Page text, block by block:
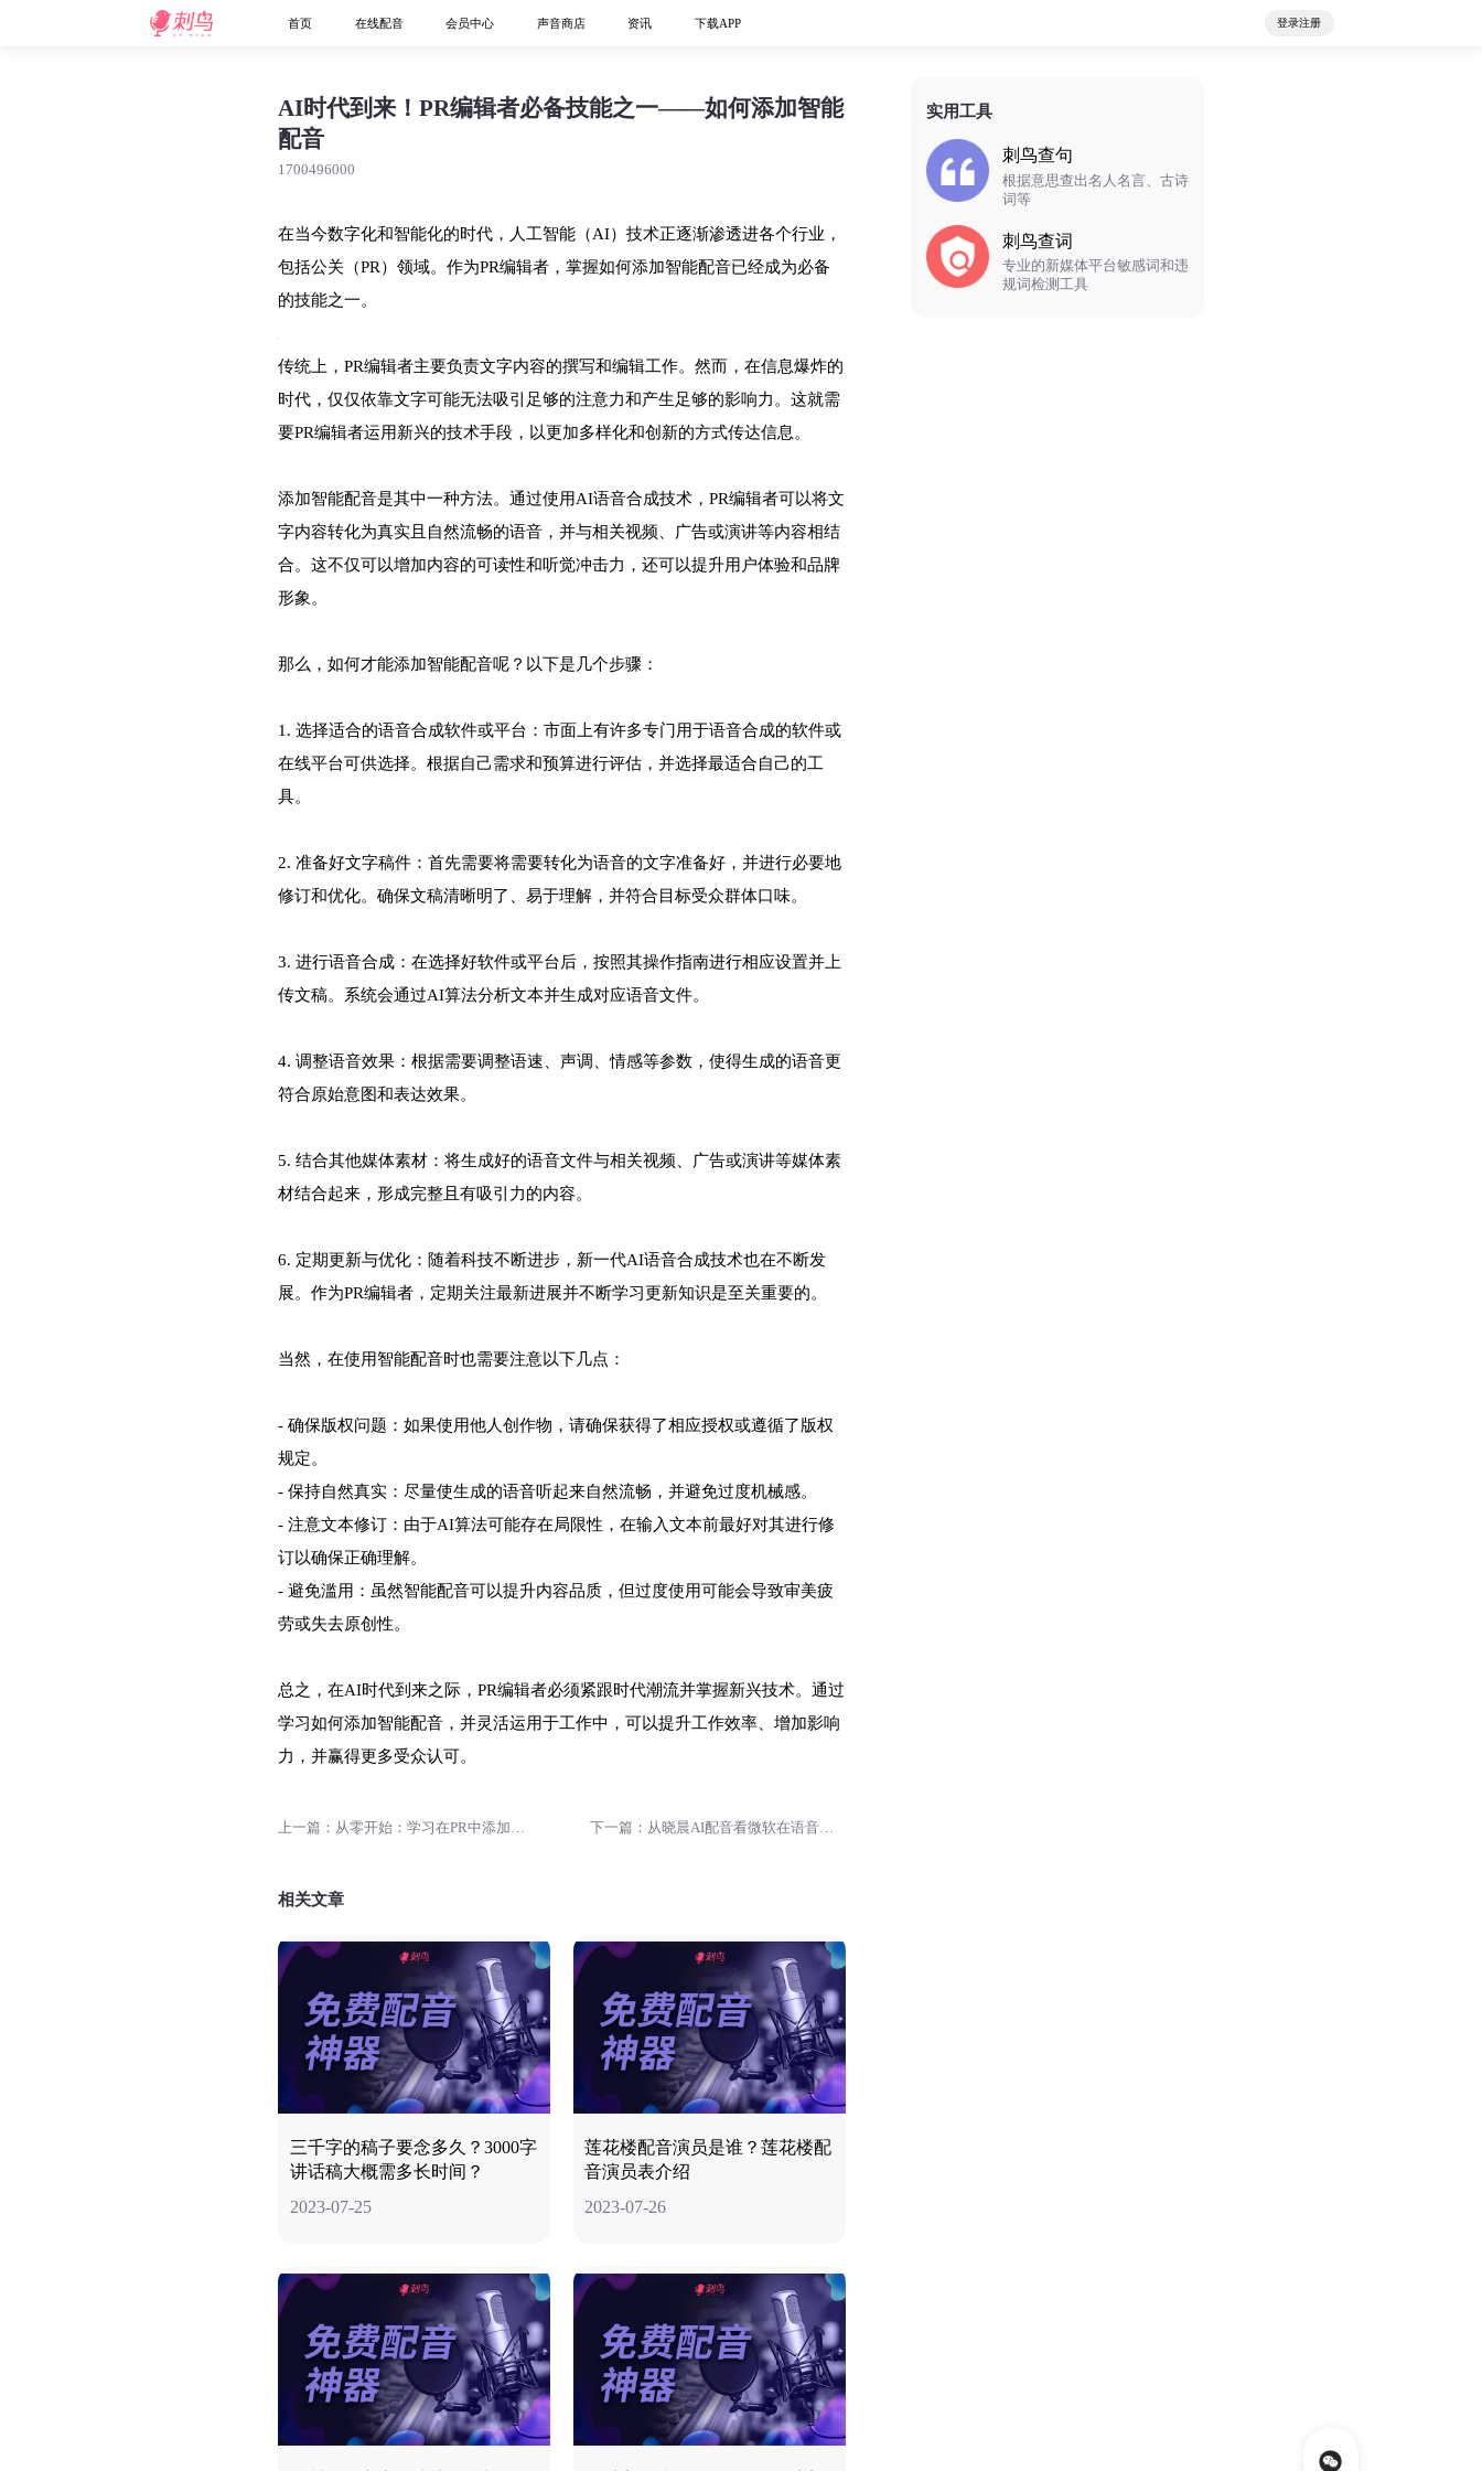
首页 在线配音 会员中心 声音商店 资讯 下载APP 登录注册
AI时代到来！PR编辑者必备技能之一——如何添加智能
配音
1700496000
在当今数字化和智能化的时代，人工智能（AI）技术正逐渐渗透进各个行业，
包括公关（PR）领域。作为PR编辑者，掌握如何添加智能配音已经成为必备
的技能之一。
传统上，PR编辑者主要负责文字内容的撰写和编辑工作。然而，在信息爆炸的
时代，仅仅依靠文字可能无法吸引足够的注意力和产生足够的影响力。这就需
要PR编辑者运用新兴的技术手段，以更加多样化和创新的方式传达信息。
添加智能配音是其中一种方法。通过使用AI语音合成技术，PR编辑者可以将文
字内容转化为真实且自然流畅的语音，并与相关视频、广告或演讲等内容相结
合。这不仅可以增加内容的可读性和听觉冲击力，还可以提升用户体验和品牌
形象。
那么，如何才能添加智能配音呢？以下是几个步骤：
1. 选择适合的语音合成软件或平台：市面上有许多专门用于语音合成的软件或
在线平台可供选择。根据自己需求和预算进行评估，并选择最适合自己的工
具。
2. 准备好文字稿件：首先需要将需要转化为语音的文字准备好，并进行必要地
修订和优化。确保文稿清晰明了、易于理解，并符合目标受众群体口味。
3. 进行语音合成：在选择好软件或平台后，按照其操作指南进行相应设置并上
传文稿。系统会通过AI算法分析文本并生成对应语音文件。
4. 调整语音效果：根据需要调整语速、声调、情感等参数，使得生成的语音更
符合原始意图和表达效果。
5. 结合其他媒体素材：将生成好的语音文件与相关视频、广告或演讲等媒体素
材结合起来，形成完整且有吸引力的内容。
6. 定期更新与优化：随着科技不断进步，新一代AI语音合成技术也在不断发
展。作为PR编辑者，定期关注最新进展并不断学习更新知识是至关重要的。
当然，在使用智能配音时也需要注意以下几点：
- 确保版权问题：如果使用他人创作物，请确保获得了相应授权或遵循了版权
规定。
- 保持自然真实：尽量使生成的语音听起来自然流畅，并避免过度机械感。
- 注意文本修订：由于AI算法可能存在局限性，在输入文本前最好对其进行修
订以确保正确理解。
- 避免滥用：虽然智能配音可以提升内容品质，但过度使用可能会导致审美疲
劳或失去原创性。
总之，在AI时代到来之际，PR编辑者必须紧跟时代潮流并掌握新兴技术。通过
学习如何添加智能配音，并灵活运用于工作中，可以提升工作效率、增加影响
力，并赢得更多受众认可。
上一篇：从零开始：学习在PR中添加AI配音，让你的作品更出彩 下一篇：从晓晨AI配音看微软在语音技术领域的布局
相关文章
三千字的稿子要念多久？3000字
讲话稿大概需多长时间？
2023-07-25
莲花楼配音演员是谁？莲花楼配
音演员表介绍
2023-07-26
实用工具
刺鸟查句
根据意思查出名人名言、古诗
词等
刺鸟查词
专业的新媒体平台敏感词和违
规词检测工具